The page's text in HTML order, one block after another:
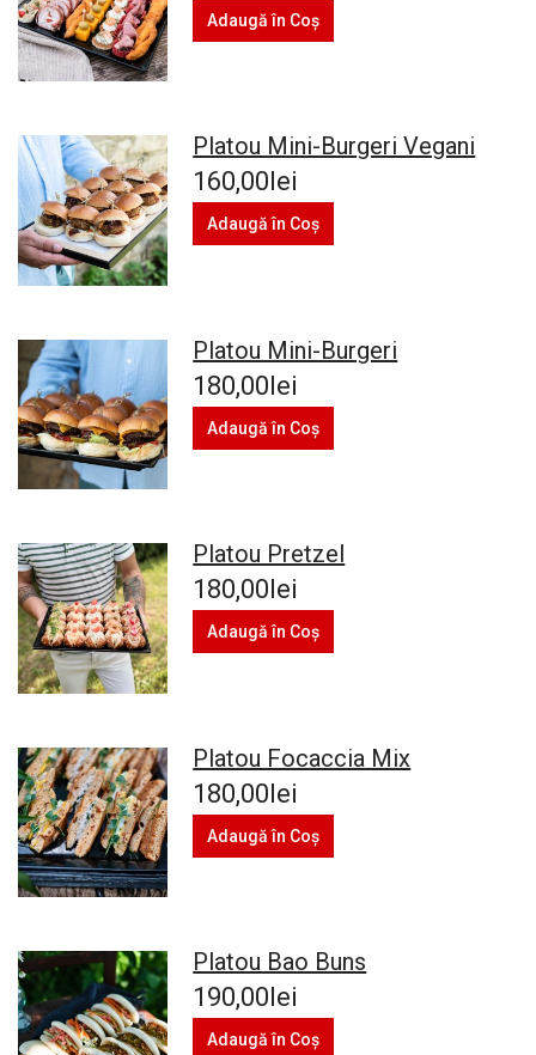
Adaugă în Coş
Platou Mini-Burgeri Vegani
160,00lei
Adaugă în Coş
Platou Mini-Burgeri
180,00lei
Adaugă în Coş
Platou Pretzel
180,00lei
Adaugă în Coş
Platou Focaccia Mix
180,00lei
Adaugă în Coş
Platou Bao Buns
190,00lei
Adaugă în Coş